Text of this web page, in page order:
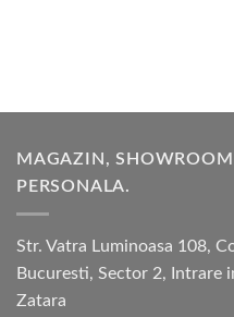
MAGAZIN,
PERSONALA.
Str. Vatra Luminoasa 108,
Bucuresti, Sector 2, Intrare
Zatara